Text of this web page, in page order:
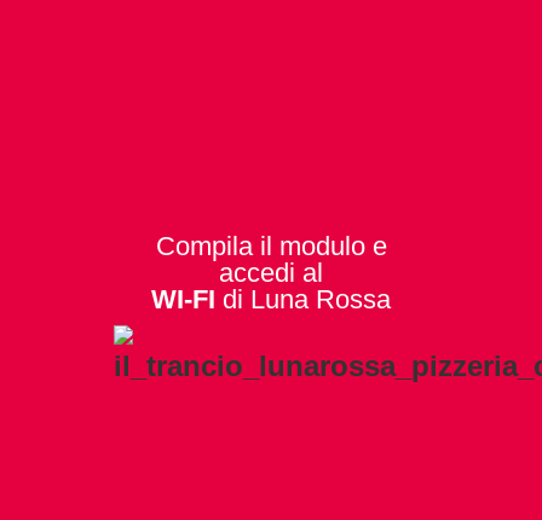
Compila il modulo e
accedi al
WI-FI di Luna Rossa